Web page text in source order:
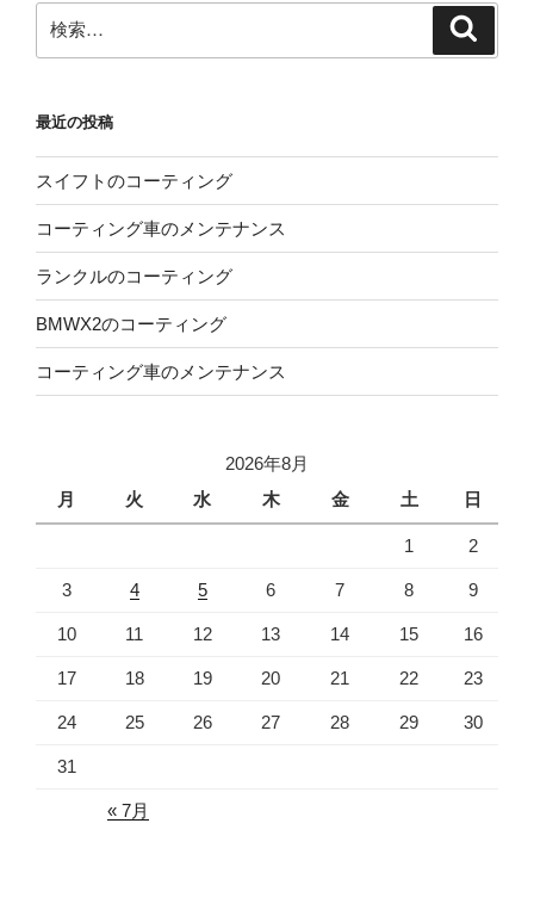
ン
索:
最近の投稿
スイフトのコーティング
コーティング車のメンテナンス
ランクルのコーティング
BMWX2のコーティング
コーティング車のメンテナンス
2026年8月
月
火 水 木 金 土 日
1 2
3 4 5 6 7 8 9
10 11 12 13 14 15 16
17 18 19 20 21 22 23
24 25 26 27 28 29 30
31
« 7月